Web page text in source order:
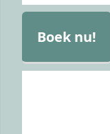
Boek nu!